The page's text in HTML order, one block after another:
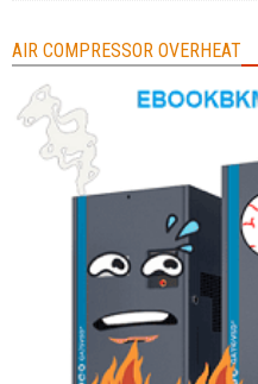
AIR COMPRESSOR OVERHEAT